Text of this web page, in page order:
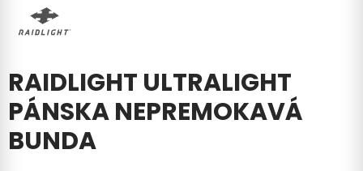
RAIDLIGHT ULTRALIGHT
PÁNSKA NEPREMOKAVÁ
BUNDA